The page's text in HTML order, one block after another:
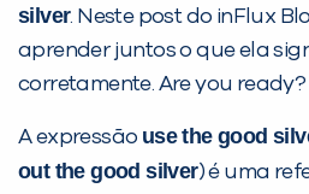
silver. Neste post do inFlux
aprender juntos o que ela
corretamente. Are you ready?
A expressão use the good
out the good silver) é uma
PEÇA UMA